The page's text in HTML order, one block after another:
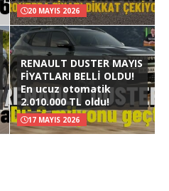
20 MAYIS 2026
RENAULT DUSTER MAYIS
FİYATLARI BELLİ OLDU!
En ucuz otomatik
2.010.000 TL oldu!
17 MAYIS 2026